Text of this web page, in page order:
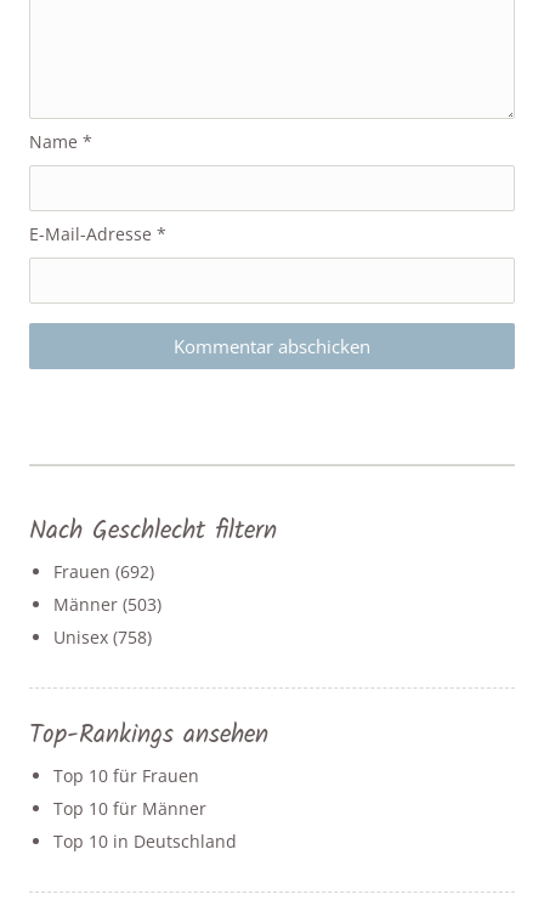
Name*
E-Mail-Adresse*
Nach Geschlecht filtern
Frauen (692)
Männer (503)
Unisex (758)
Top-Rankings ansehen
Top 10 für Frauen
Top 10 für Männer
Top 10 in Deutschland